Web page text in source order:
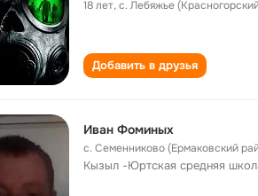
18 лет,с. Лебяжье
Добавить в друзья
Иван Фоминых
с. Семенниково (Ермаковский
Кызыл -Юртская cредняя